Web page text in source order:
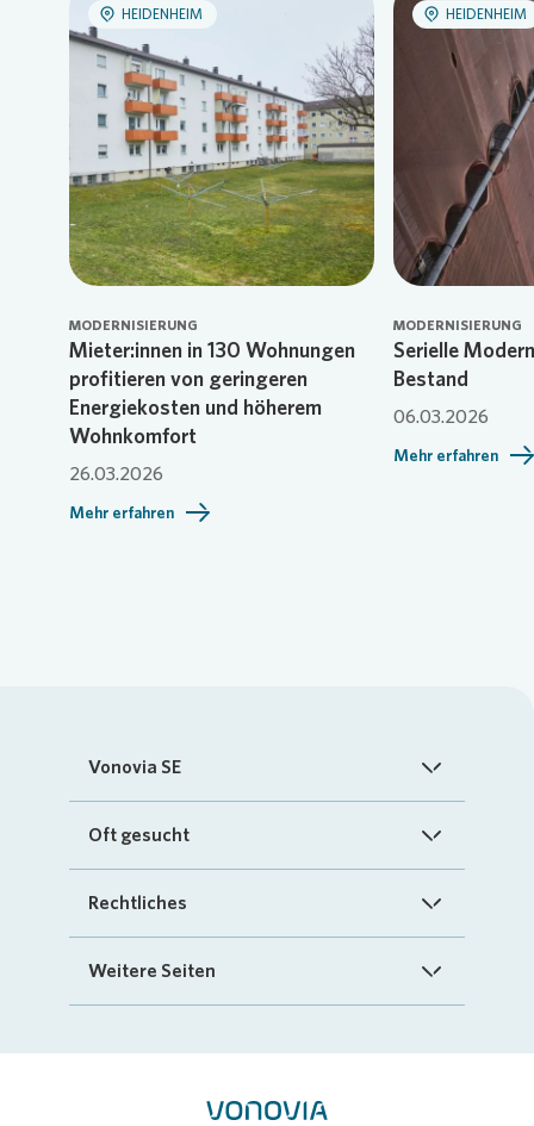
Loading...
HEIDENHEIM
MODERNISIERUNG
Mieter:innen in 130 Wohnungen
profitieren von geringeren
Energiekosten und höherem
Wohnkomfort
26.03.2026
Mehr erfahren
HEIDENHEIM
MODERNISIERUNG
Serielle
Bestand
06.03.2026
Mehr erfahren
Vonovia SE
Startseite
Investoren
Presse
Oft gesucht
FAQ
„Mein Vonovia“ App
Mein Zuhause
Rechtliches
Impressum
Weitere Seiten